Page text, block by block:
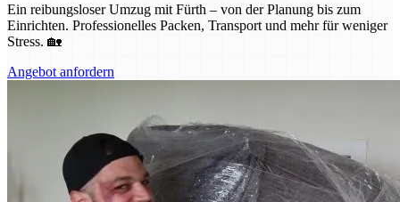
Ein reibungsloser Umzug mit Fürth – von der Planung bis zum
Einrichten. Professionelles Packen, Transport und mehr für weniger
Stress. 🏡
Angebot anfordern